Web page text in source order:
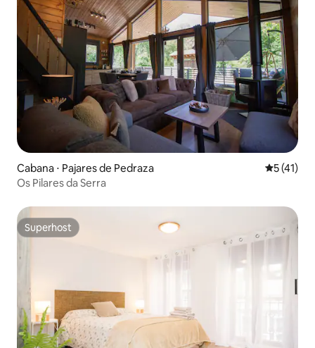
Cabana ⋅ Pajares de Pedraza 5 de uma
5 (41)
Os Pilares da Serra
Superhost
Superhost